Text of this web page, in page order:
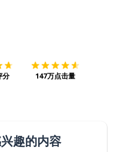
分 147万点击量
趣的内容